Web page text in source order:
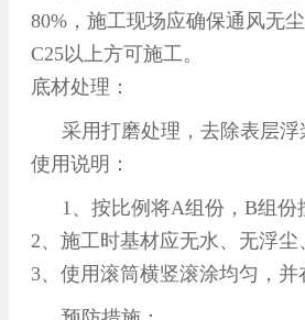
80%，施工现场应确保通风无
C25以上方可施工。
底材处理：
采用打磨处理，去除表层
使用说明：
1、按比例将A组份，B组份
2、施工时基材应无水、无浮尘
3、使用滚筒横竖滚涂均匀，并